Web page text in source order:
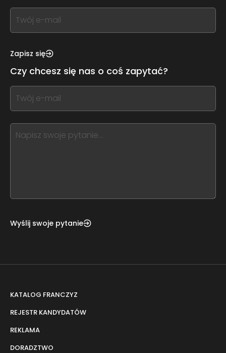
If
you
this,
this
form
field
blank
Zapisz się
Czy chcesz się nas o coś zapytać?
If
you
this,
leave
Wyślij swoje pytanie
KATALOG FRANCZYZ
REJESTR KANDYDATÓW
REKLAMA
DORADZTWO